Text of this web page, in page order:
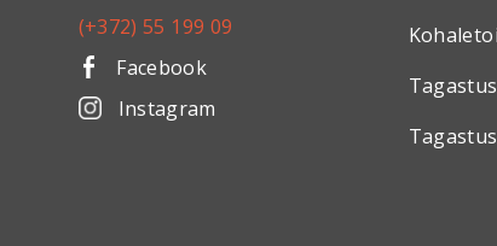
(+372) 55 199 09
Facebook
Instagram
Tagastus